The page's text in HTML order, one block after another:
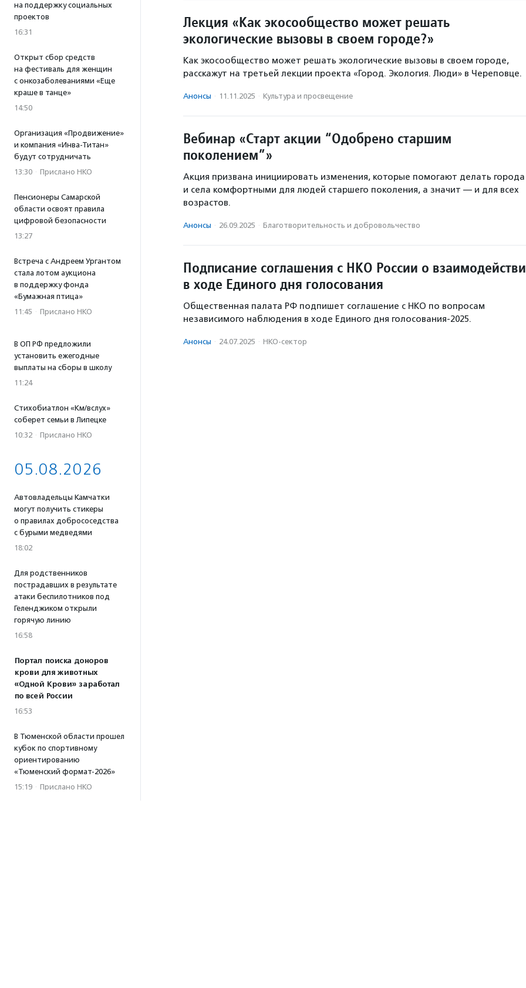
на поддержку социальных
проектов
16:31
Открыт сбор средств
на фестиваль для женщин
с онкозаболеваниями «Еще
краше в танце»
14:50
Организация «Продвижение»
и компания «Инва-Титан»
будут сотрудничать
13:30 · Прислано НКО
Пенсионеры Самарской
области освоят правила
цифровой безопасности
13:27
Встреча с Андреем Ургантом
стала лотом аукциона
в поддержку фонда
«Бумажная птица»
11:45 · Прислано НКО
В ОП РФ предложили
установить ежегодные
выплаты на сборы в школу
11:24
Стихобиатлон «Км/вслух»
соберет семьи в Липецке
10:32 · Прислано НКО
05.08.2026
Автовладельцы Камчатки
могут получить стикеры
о правилах добрососедства
с бурыми медведями
18:02
Для родственников
пострадавших в результате
атаки беспилотников под
Геленджиком открыли
горячую линию
16:58
Портал поиска доноров
крови для животных
«Одной Крови» заработал
по всей России
16:53
В Тюменской области прошел
кубок по спортивному
ориентированию
«Тюменский формат-2026»
15:19 · Прислано НКО
Лекция «Как экосообщество может решать
экологические вызовы в своем городе?»
Как экосообщество может решать экологические вызовы в своем городе,
расскажут на третьей лекции проекта «Город. Экология. Люди» в Череповце.
Анонсы · 11.11.2025 · Культура и просвещение
Вебинар «Старт акции “Одобрено старшим
поколением”»
Акция призвана инициировать изменения, которые помогают делать города
и села комфортными для людей старшего поколения, а значит — и для всех
возрастов.
Анонсы · 26.09.2025 · Благотвори­тель­ность и доброволь­чест­во
Подписание соглашения с НКО России о
в ходе Единого дня голосования
Общественная палата РФ подпишет соглашение с НКО по вопросам
независимого наблюдения в ходе Единого дня голосования-2025.
Анонсы · 24.07.2025 · НКО-сектор